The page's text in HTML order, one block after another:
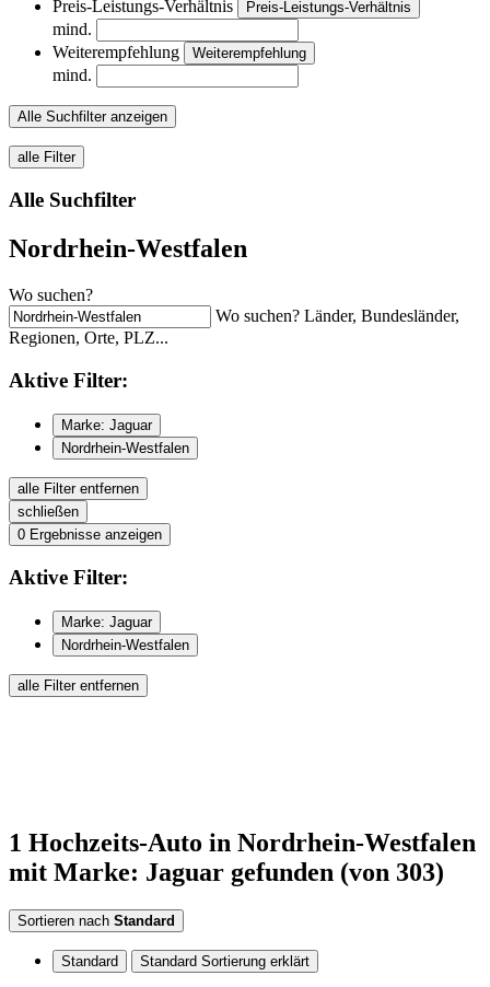
Preis-Leistungs-Verhältnis Preis-Leistungs-Verhältnis
mind.
Weiterempfehlung
Weiterempfehlung
mind.
Alle Suchfilter anzeigen
alle Filter
Alle Suchfilter
Nordrhein-Westfalen
Wo suchen?
Wo suchen? Länder, Bundesländer,
Regionen, Orte, PLZ...
Aktive Filter:
Marke: Jaguar
Nordrhein-Westfalen
alle Filter entfernen
schließen
0 Ergebnisse anzeigen
Aktive Filter:
Marke: Jaguar
Nordrhein-Westfalen
alle Filter entfernen
1 Hochzeits-Auto in Nordrhein-Westfalen
mit Marke: Jaguar gefunden (von 303)
Sortieren nach Standard
Standard Standard Sortierung erklärt